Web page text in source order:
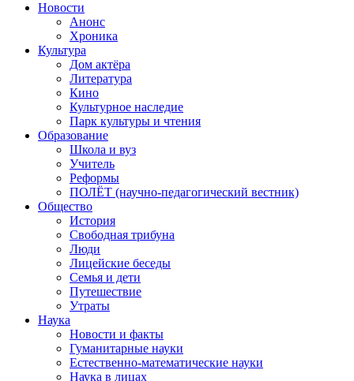
Новости
Анонс
Хроника
Культура
Дом актёра
Литература
Кино
Культурное наследие
Парк культуры и чтения
Образование
Школа и вуз
Учитель
Реформы
ПОЛЁТ (научно-педагогический вестник)
Общество
История
Свободная трибуна
Люди
Лицейские беседы
Семья и дети
Путешествие
Утраты
Наука
Новости и факты
Гуманитарные науки
Естественно-математические науки
Наука в лицах